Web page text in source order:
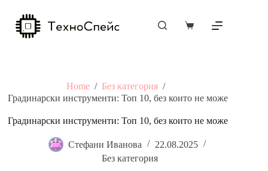
content
Shopping
Home / Без категория /
Градинарски инструменти: Топ 10, без които не може
Градинарски инструменти: Топ 10, без които не може
Стефани Иванова
22.08.2025
Без категория